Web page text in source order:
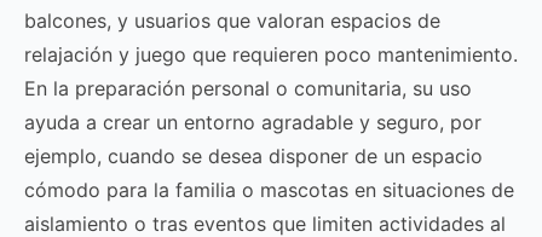
balcones, y usuarios que valoran espacios de
relajación y juego que requieren poco mantenimiento.
En la preparación personal o comunitaria, su uso
ayuda a crear un entorno agradable y seguro, por
ejemplo, cuando se desea disponer de un espacio
cómodo para la familia o mascotas en situaciones de
aislamiento o tras eventos que limiten actividades al